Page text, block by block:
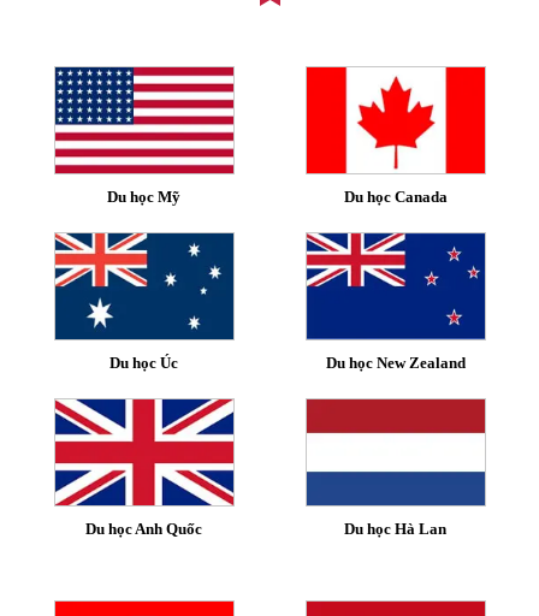
Du học Mỹ Du học Canada
Du học Úc Du học New Zealand
Du học Anh Quốc Du học Hà Lan